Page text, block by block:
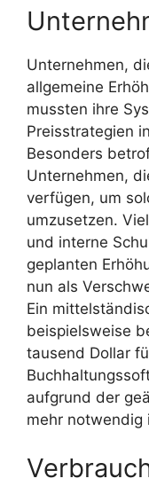
Unternehmen,
allgemeine
mussten ihre
Preisstrategien
Besonders
Unternehmen,
verfügen, um
umzusetzen.
und interne
geplanten
nun als
Ein
beispielsweise
tausend Dollar
aufgrund der
mehr notwendig